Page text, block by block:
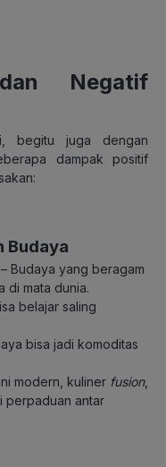
Negatif
begitu juga dengan
dampak positif
Budaya
– Budaya yang beragam
di mata dunia.
belajar saling
bisa jadi komoditas
modern, kuliner fusion,
perpaduan antar